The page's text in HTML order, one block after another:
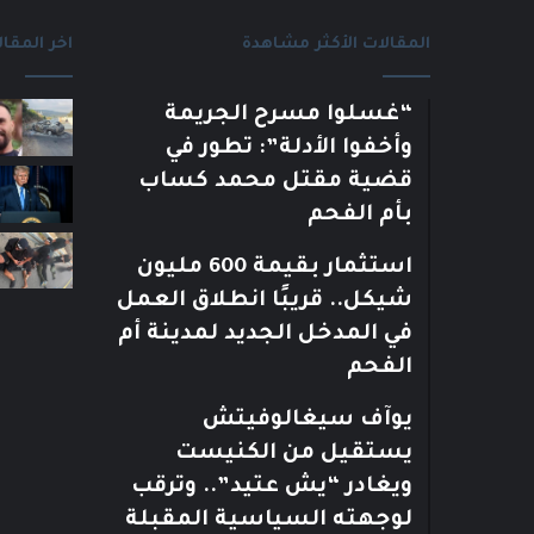
المقالات الأكثر مشاهدة
“غسلوا مسرح الجريمة
وأخفوا الأدلة”: تطور في
قضية مقتل محمد كساب
بأم الفحم
استثمار بقيمة 600 مليون
شيكل.. قريبًا انطلاق العمل
في المدخل الجديد لمدينة أم
الفحم
يوآف سيغالوفيتش
يستقيل من الكنيست
ويغادر “يش عتيد”.. وترقب
لوجهته السياسية المقبلة
اخر